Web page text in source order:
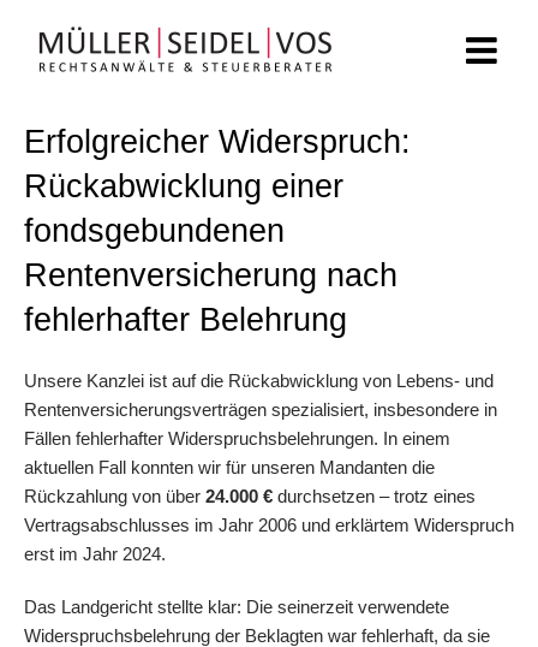
springen
Erfolgreicher Widerspruch:
Rückabwicklung einer
fondsgebundenen
Rentenversicherung nach
fehlerhafter Belehrung
Unsere Kanzlei ist auf die Rückabwicklung von Lebens- und
Rentenversicherungsverträgen spezialisiert, insbesondere in
Fällen fehlerhafter Widerspruchsbelehrungen. In einem
aktuellen Fall konnten wir für unseren Mandanten die
Rückzahlung von über 24.000 €durchsetzen – trotz eines
Vertragsabschlusses im Jahr 2006 und erklärtem Widerspruch
erst im Jahr 2024.
Das Landgericht stellte klar: Die seinerzeit verwendete
Widerspruchsbelehrung der Beklagten war fehlerhaft, da sie